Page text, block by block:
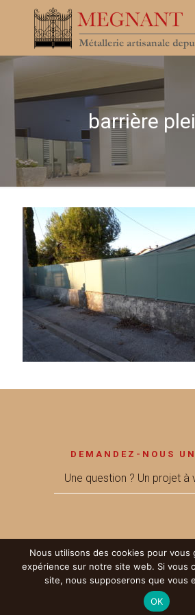
barrière
DEMANDEZ-NOUS
Une question ? Un projet à
© 2017 Métallerie MEGNANT - Réalisé par
Mentions Légales|RGPD|
Nous utilisons des cookies pour vous
expérience sur notre site web. Si vous
site, nous supposerons que vous
OK